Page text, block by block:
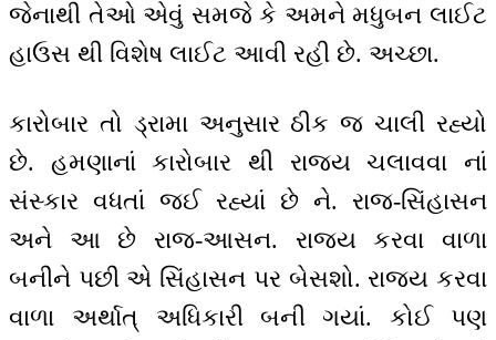
જેનાથી તેઓ એવું સમજે કે અમને મધુબન લાઈટ
હાઉસ થી વિશેષ લાઈટ આવી રહી છે. અચ્છા.
કારોબાર તો ડ્રામા અનુસાર ઠીક જ ચાલી રહ્યો
છે. હમણાનાં કારોબાર થી રાજ્ય ચલાવવા નાં
સંસ્કાર વધતાં જઈ રહ્યાં છે ને. રાજ-સિંહાસન
અને આ છે રાજ-આસન. રાજ્ય કરવા વાળા
બનીને પછી એ સિંહાસન પર બેસશો. રાજ્ય કરવા
વાળા અર્થાત્ અધિકારી બની ગયાં. કોઈ પણ